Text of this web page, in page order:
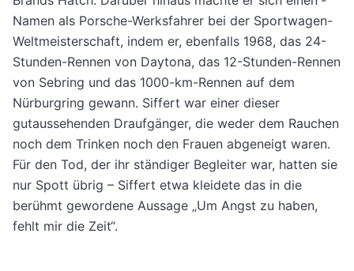
Namen als Porsche-Werksfahrer bei der Sportwagen-
Weltmeisterschaft, indem er, ebenfalls 1968, das 24-
Stunden-Rennen von Daytona, das 12-Stunden-Rennen
von Sebring und das 1000-km-Rennen auf dem
Nürburgring gewann. Siffert war einer dieser
gutaussehenden Draufgänger, die weder dem Rauchen
noch dem Trinken noch den Frauen abgeneigt waren.
Für den Tod, der ihr ständiger Begleiter war, hatten sie
nur Spott übrig – Siffert etwa kleidete das in die
berühmt gewordene Aussage „Um Angst zu haben,
fehlt mir die Zeit“.